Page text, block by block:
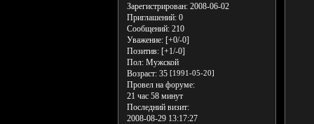
Зарегистрирован: 2008-06-02
Приглашений:0
Сообщений:210
Уважение: [+0/-0]
Позитив: [+1/-0]
Пол:Мужской
Возраст:35 [1991-05-20]
Провел на форуме:
21 час 58 минут
Последний визит:
2008-08-29 13:17:27